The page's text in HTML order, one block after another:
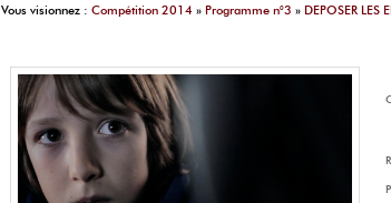
Vous visionnez : Compétition 2014 » Programme n°3 » DEPOSER LES